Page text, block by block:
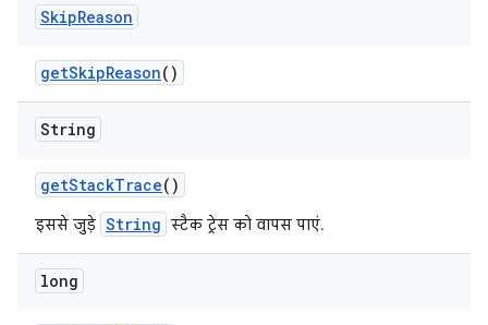
SkipReason
getSkipReason()
String
getStackTrace()
इससे जुड़े String स्टैक ट्रेस को वापस पाएं.
long